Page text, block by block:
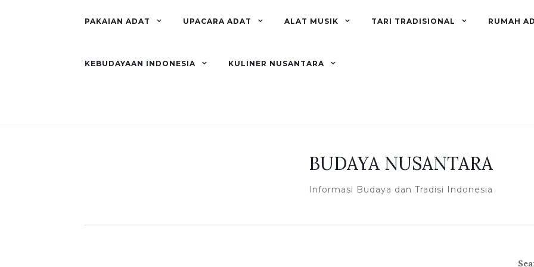
PAKAIAN ADAT UPACARA ADAT ALAT MUSIK TARI TRADISIONAL RUMAH
KEBUDAYAAN INDONESIA KULINER NUSANTARA
BUDAYA NUSANTARA
Informasi Budaya dan Tradisi Indonesia